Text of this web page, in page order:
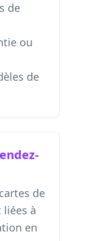
de
ou
de
de
à
en